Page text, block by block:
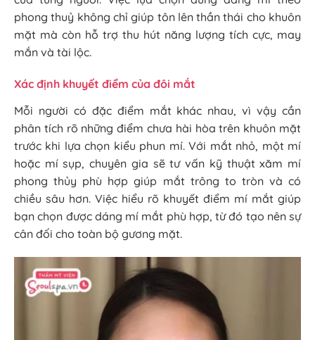
phong thuỷ không chỉ giúp tôn lên thần thái cho khuôn
mặt mà còn hỗ trợ thu hút năng lượng tích cực, may
mắn và tài lộc.
Xác định khuyết điểm của đôi mắt
Mỗi người có đặc điểm mắt khác nhau, vì vậy cần
phân tích rõ những điểm chưa hài hòa trên khuôn mặt
trước khi lựa chọn kiểu phun mí. Với mắt nhỏ, một mí
hoặc mí sụp, chuyên gia sẽ tư vấn kỹ thuật xăm mí
phong thủy phù hợp giúp mắt trông to tròn và có
chiều sâu hơn. Việc hiểu rõ khuyết điểm mí mắt giúp
bạn chọn được dáng mí mắt phù hợp, từ đó tạo nên sự
cân đối cho toàn bộ gương mặt.